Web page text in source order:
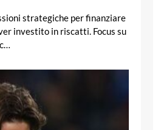
strategiche per finanziare
investito in riscatti. Focus su